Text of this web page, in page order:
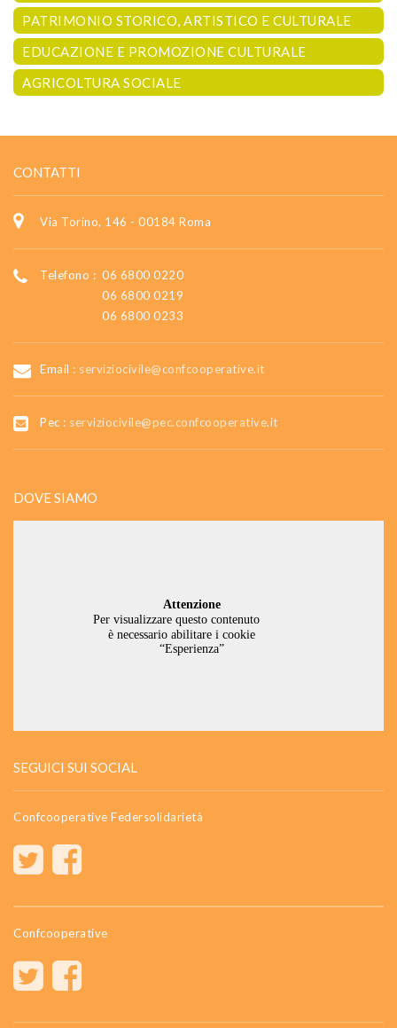
PATRIMONIO STORICO, ARTISTICO E CULTURALE
EDUCAZIONE E PROMOZIONE CULTURALE
AGRICOLTURA SOCIALE
CONTATTI
Via Torino, 146 - 00184 Roma
Telefono : 06 6800 0220
06 6800 0219
06 6800 0233
Email : serviziocivile@confcooperative.it
Pec : serviziocivile@pec.confcooperative.it
DOVE SIAMO
SEGUICI SUI SOCIAL
Confcooperative Federsolidarietà
Confcooperative